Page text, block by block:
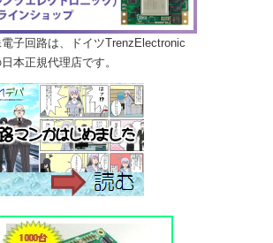
子回路は、ドイツTrenzElectronic
本正規代理店です。